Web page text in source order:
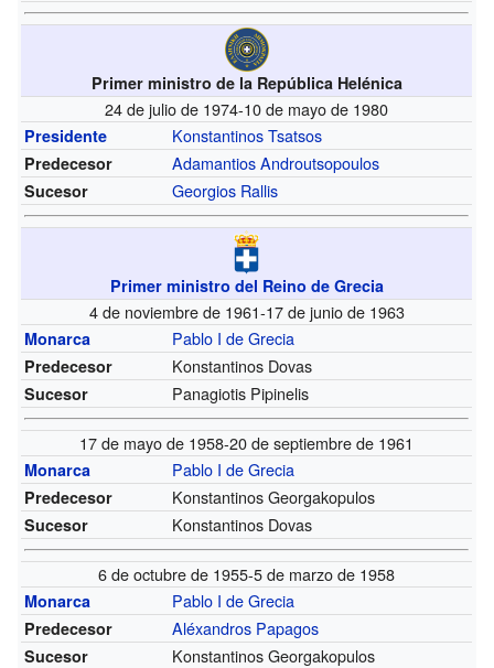
Primer ministro de la República Helénica
24 de julio de 1974-10 de mayo de 1980
Presidente Konstantinos Tsatsos
Predecesor Adamantios Androutsopoulos
Sucesor Georgios Rallis
Primer ministro del Reino de Grecia
4 de noviembre de 1961-17 de junio de 1963
Monarca Pablo I de Grecia
Predecesor Konstantinos Dovas
Sucesor Panagiotis Pipinelis
17 de mayo de 1958-20 de septiembre de 1961
Monarca Pablo I de Grecia
Predecesor Konstantinos Georgakopulos
Sucesor Konstantinos Dovas
6 de octubre de 1955-5 de marzo de 1958
Monarca Pablo I de Grecia
Predecesor Aléxandros Papagos
Sucesor Konstantinos Georgakopulos